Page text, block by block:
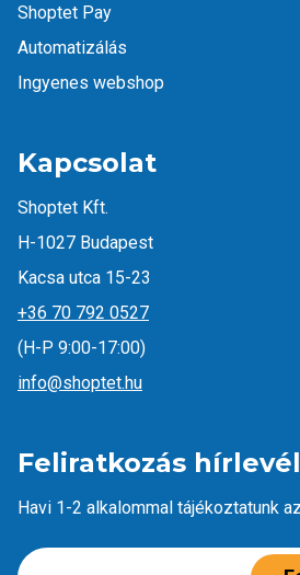
Shoptet Pay
Automatizálás
Ingyenes webshop
Kapcsolat
Shoptet Kft.
H-1027 Budapest
Kacsa utca 15-23
+36 70 792 0527
(H-P 9:00-17:00)
info@shoptet.hu
Feliratkozás
Havi 1-2 alkalommal tájékoztatunk